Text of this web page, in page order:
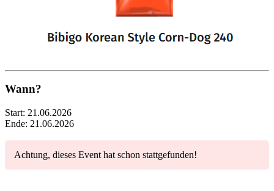
Wann?
Start: 21.06.2026
Ende: 21.06.2026
Achtung, dieses Event hat schon stattgefunden!